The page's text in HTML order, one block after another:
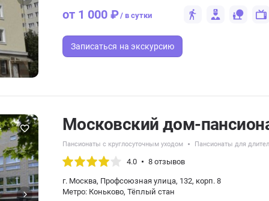
от 1 000 ₽/ в сутки
Записаться на экскурсию
Московский дом-
Пансионаты с круглосуточным уходом Пансионаты для
4.0 8 отзывов
г. Москва, Профсоюзная улица, 132, корп. 8
Метро: Коньково, Тёплый стан